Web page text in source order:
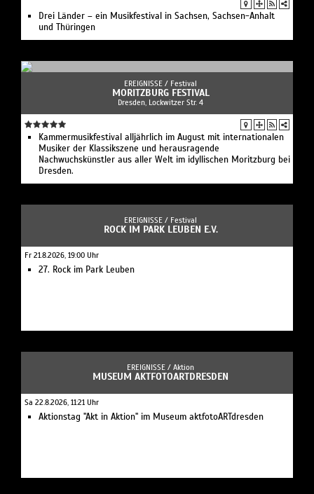
Drei Länder – ein Musikfestival in Sachsen, Sachsen-Anhalt
und Thüringen
EREIGNISSE / Festival
MORITZBURG FESTIVAL
Dresden, Lockwitzer Str. 4
Kammermusikfestival alljährlich im August mit internationalen
Musiker der Klassikszene und herausragende
Nachwuchskünstler aus aller Welt im idyllischen Moritzburg bei
Dresden.
EREIGNISSE / Festival
ROCK IM PARK LEUBEN E.V.
Fr 21.8.2026, 19:00 Uhr
27. Rock im Park Leuben
EREIGNISSE / Aktion
MUSEUM AKTFOTOARTDRESDEN
Sa 22.8.2026, 11:21 Uhr
Aktionstag "Akt in Aktion" im Museum aktfotoARTdresden